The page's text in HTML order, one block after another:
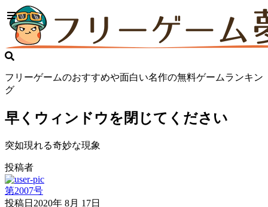
フリーゲームのおすすめや面白い名作の無料ゲームランキン
グ
早くウィンドウを閉じてください
突如現れる奇妙な現象
投稿者
第2007号
投稿日 2020年 8月 17日